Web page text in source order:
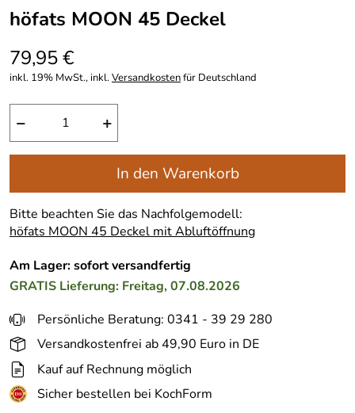
höfats MOON 45 Deckel
79,95 €
inkl. 19% MwSt., inkl.Versandkostenfür Deutschland
− +
In den Warenkorb
Bitte beachten Sie das Nachfolgemodell:
höfats MOON 45 Deckel mit Abluftöffnung
Am Lager: sofort versandfertig
GRATIS Lieferung: Freitag, 07.08.2026
Persönliche Beratung: 0341 - 39 29 280
Versandkostenfrei ab 49,90 Euro in DE
Kauf auf Rechnung möglich
Sicher bestellen bei KochForm